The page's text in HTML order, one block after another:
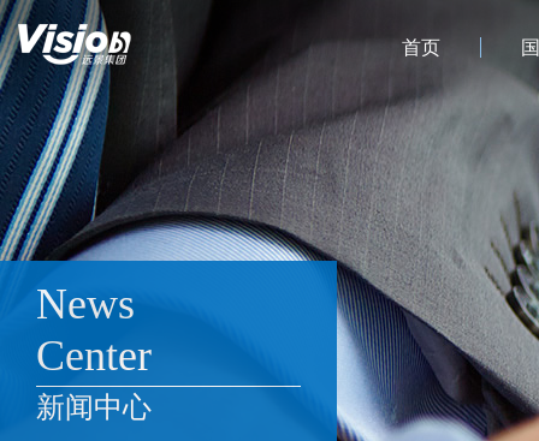
首页
News
Center
新闻中心